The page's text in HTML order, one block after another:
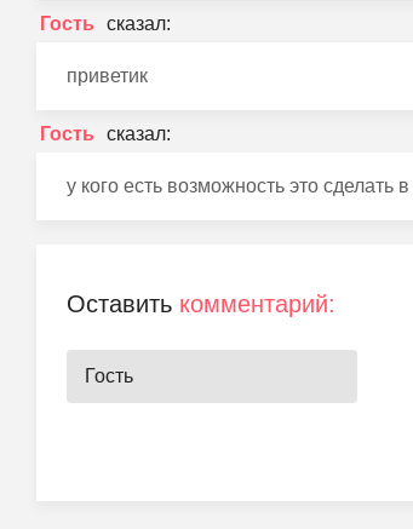
Гость
приветик
Гость
у кого есть возможность это
Оставить комментарий: